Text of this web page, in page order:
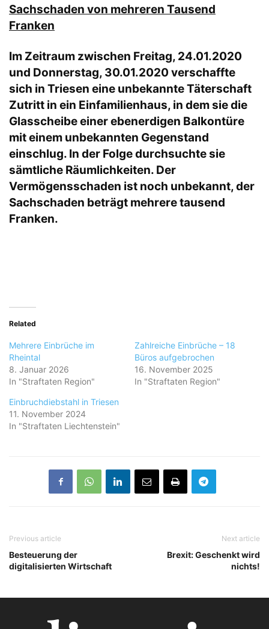
Sachschaden von mehreren Tausend
Franken
Im Zeitraum zwischen Freitag, 24.01.2020
und Donnerstag, 30.01.2020 verschaffte
sich in Triesen eine unbekannte Täterschaft
Zutritt in ein Einfamilienhaus, in dem sie die
Glasscheibe einer ebenerdigen Balkontüre
mit einem unbekannten Gegenstand
einschlug. In der Folge durchsuchte sie
sämtliche Räumlichkeiten. Der
Vermögensschaden ist noch unbekannt, der
Sachschaden beträgt mehrere tausend
Franken.
Related
Mehrere Einbrüche im
Rheintal
8. Januar 2026
In "Straftaten Region"
Zahlreiche Einbrüche – 18
Büros aufgebrochen
16. November 2025
In "Straftaten Region"
Einbruchdiebstahl in Triesen
11. November 2024
In "Straftaten Liechtenstein"
Previous article
Besteuerung der
digitalisierten Wirtschaft
Next article
Brexit: Geschenkt wird
nichts!